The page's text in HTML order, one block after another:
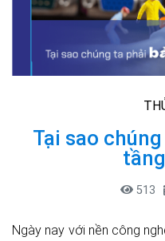
Tại sao
513
Ngày nay với nền công